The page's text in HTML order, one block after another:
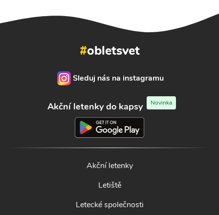
#obletsvet
Sleduj nás na instagramu
Akční letenky do kapsy Novinka
Akční letenky
Letiště
Letecké společnosti